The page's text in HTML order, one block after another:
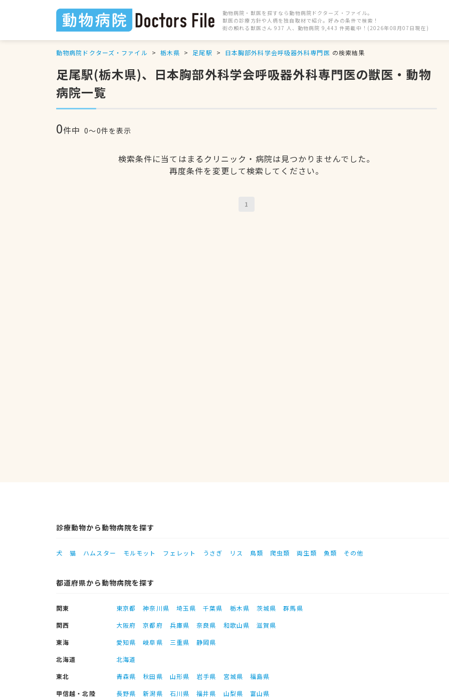
動物病院・獣医を探すなら動物病院ドクターズ・ファイル。
獣医の診療方針や人柄を独自取材で紹介。好みの条件で検索！
街の頼れる獣医さん 937 人、動物病院 9,443 件掲載中！(2026年08月07日現在)
動物病院ドクターズ・ファイル 栃木県 足尾駅 日本胸部外科学会呼吸器外科専門医 の検索結果
足尾駅(栃木県)、日本胸部外科学会呼吸器外科専門医の獣医・動物
病院一覧
0件中 0〜0件を表示
検索条件に当てはまるクリニック・病院は見つかりませんでした。
再度条件を変更して検索してください。
1
診療動物から動物病院を探す
犬 猫 ハムスター モルモット フェレット うさぎ リス 鳥類 爬虫類 両生類 魚類 その他
都道府県から動物病院を探す
関東 東京都 神奈川県 埼玉県 千葉県 栃木県 茨城県
群馬県
関西
大阪府 京都府 兵庫県 奈良県 和歌山県
滋賀県
東海
愛知県 岐阜県 三重県
静岡県
北海道
北海道
東北
青森県 秋田県 山形県 岩手県 宮城県
福島県
甲信越・北陸
長野県 新潟県 石川県 福井県 山梨県
富山県